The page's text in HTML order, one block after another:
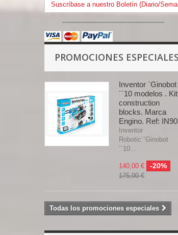
Suscríbase a nuestro Boletín (Diario/
--------------------------------------------------
PROMOCIONES ESPECIALES
Inventor `Ginobot
´´10 modelos . Kit
construction
blocks. Marca
Engino. Ref:
Inventor
Robotic``Ginobot
´´10...
140,00 € -20%
175,00 €
Todas los promociones especiales